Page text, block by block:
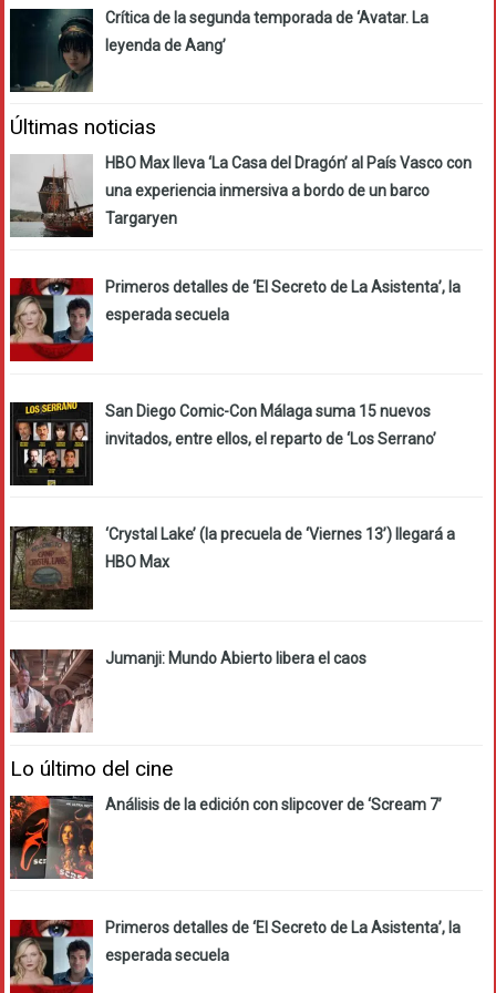
Crítica de la segunda temporada de ‘Avatar. La
leyenda de Aang’
Últimas noticias
HBO Max lleva ‘La Casa del Dragón’ al País Vasco con
una experiencia inmersiva a bordo de un barco
Targaryen
Primeros detalles de ‘El Secreto de La Asistenta’, la
esperada secuela
San Diego Comic-Con Málaga suma 15 nuevos
invitados, entre ellos, el reparto de ‘Los Serrano’
‘Crystal Lake’ (la precuela de ‘Viernes 13’) llegará a
HBO Max
Jumanji: Mundo Abierto libera el caos
Lo último del cine
Análisis de la edición con slipcover de ‘Scream 7’
Primeros detalles de ‘El Secreto de La Asistenta’, la
esperada secuela